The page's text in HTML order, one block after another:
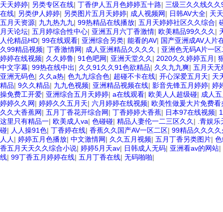
天天婷婷| 另类专区在线| 丁香伊人五月色婷婷五十路| 三级三久久线久
在线| 另类伊人婷婷| 另类图片五月天婷婷| 成人视频网| 日韩AV大全| 天
五月天资源| 九九热九九| 99热精品在线播放| 五月天婷婷社区久久综合|
月天论坛| 五月婷综合性中心| 亚洲五月六丁香激情| 欧美精品99久久久 |
人伦精品HD| 99在线观看| 亚洲综合另类| 能看的AV| 国产亚洲成AV人片
久99精品视频| 丁香激情网| 成人亚洲精品久久久久 | 亚洲色无码A片一
婷婷在线视频| 久久婷鲁| 91色吧网| 亚洲天堂久久 | 2020久久婷婷五月 |
中文字幕| 99热在线中出| 久久91久久91色欲精品| 久久九九爽| 五月天无
亚洲无码色| 久久a热| 色九九综合色| 超碰不卡在线| 开心深爱五月天| 天
精品| 9久久精品| 九九色视频| 亚洲精品视频在线| 影音先锋五月婷婷| 婷
操免费工开爱| 亚洲综合五月天婷婷| a在线观看| 欧美人人超级碰| 成人
婷婷久久网| 婷婷久久五月天| 六月婷婷在线视频| 欧美性做爰大片免费
久久大香蕉网| 五月丁香花开综合网| 丁香婷婷大香蕉| 日本97在线视频|
这里只有精品一| 欧美成人va| 色碰碰| 精品人妻伦一二三区久久 | .青娱
碰| 人人操91色| 丁香婷在线| 香蕉久久国产AV一区二区| 99精品久久久
人人 | 婷婷五月色播放| 中文激情网| 久久五月视频| 五月丁香另类图片|
香五月天天久久综合小说| 婷婷5月天av| 日韩成人无码| 亚洲看av的网站|
线| 99丁香五月婷婷在线| 五月丁香在线| 无码啪啪|